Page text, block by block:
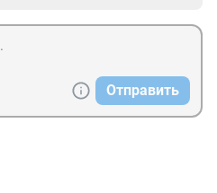
Отправить